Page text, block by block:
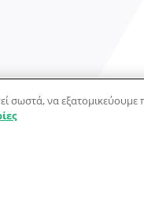
σωστά, να εξατομικεύουμε